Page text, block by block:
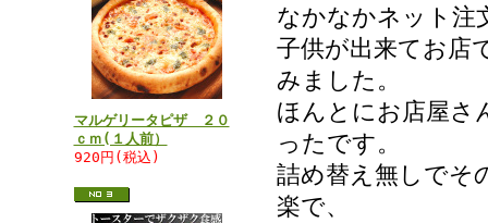
マルゲリータピザ ２０
ｃｍ(１人前）
920円(税込)
なかなかネット注
子供が出来てお店
みました。
ほんとにお店屋さ
ったです。
詰め替え無しでそ
楽で、